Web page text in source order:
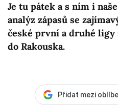
Je tu pátek a s ním i
analýz zápasů se
české první a druhé
do Rakouska.
Přidat mezi